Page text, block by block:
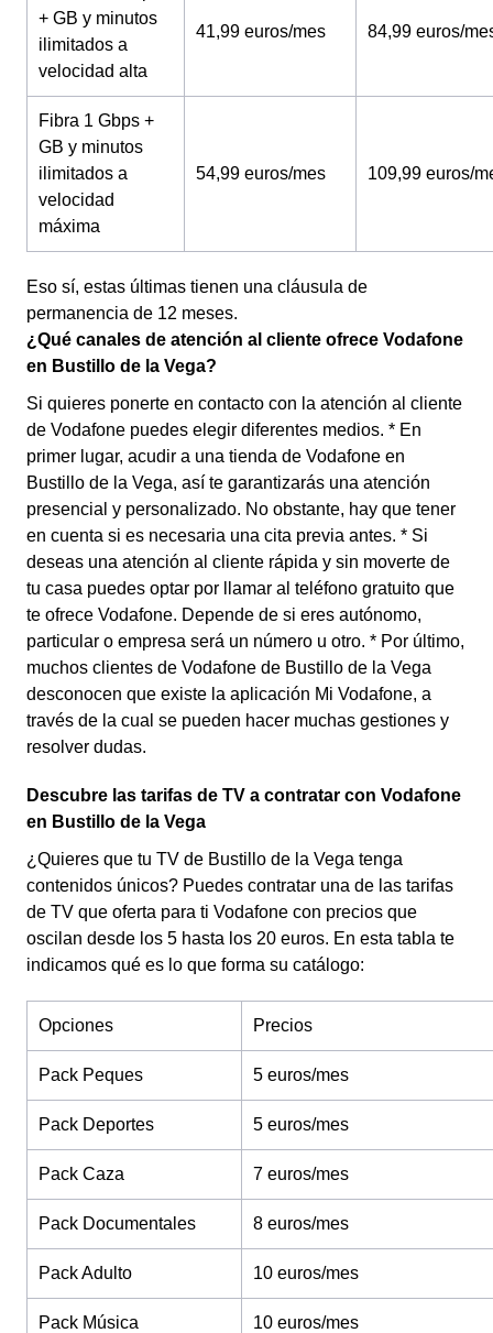
+ GB y minutos
ilimitados a
velocidad alta
41,99 euros/mes 84,99 euros/
Fibra 1 Gbps +
GB y minutos
ilimitados a
velocidad
máxima
54,99 euros/mes 109,99 euros/
Eso sí, estas últimas tienen una cláusula de
permanencia de 12 meses.
¿Qué canales de atención al cliente ofrece Vodafone
en Bustillo de la Vega?
Si quieres ponerte en contacto con la atención al cliente
de Vodafone puedes elegir diferentes medios. * En
primer lugar, acudir a una tienda de Vodafone en
Bustillo de la Vega, así te garantizarás una atención
presencial y personalizado. No obstante, hay que tener
en cuenta si es necesaria una cita previa antes. * Si
deseas una atención al cliente rápida y sin moverte de
tu casa puedes optar por llamar al teléfono gratuito que
te ofrece Vodafone. Depende de si eres autónomo,
particular o empresa será un número u otro. * Por último,
muchos clientes de Vodafone de Bustillo de la Vega
desconocen que existe la aplicación Mi Vodafone, a
través de la cual se pueden hacer muchas gestiones y
resolver dudas.
Descubre las tarifas de TV a contratar con Vodafone
en Bustillo de la Vega
¿Quieres que tu TV de Bustillo de la Vega tenga
contenidos únicos? Puedes contratar una de las tarifas
de TV que oferta para ti Vodafone con precios que
oscilan desde los 5 hasta los 20 euros. En esta tabla te
indicamos qué es lo que forma su catálogo:
Opciones Precios
Pack Peques 5 euros/mes
Pack Deportes 5 euros/mes
Pack Caza 7 euros/mes
Pack Documentales 8 euros/mes
Pack Adulto 10 euros/mes
Pack Música 10 euros/mes